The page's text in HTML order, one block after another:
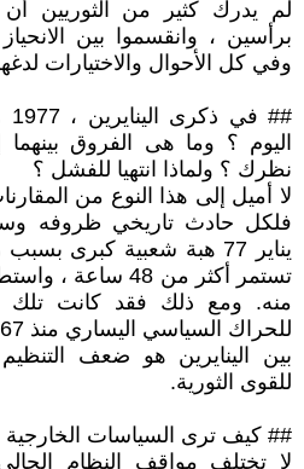
لم يدرك كثير من الثوريين أن
برأسين ، وانقسموا بين
وفي كل الأحوال والاختيارات
اليوم ؟ وما هى الفروق
نظرك ؟ ولماذا انتهيا للفشل ؟
لا أميل إلى هذا النوع من
فلكل حادث تاريخي ظروفه
يناير 77 هبة شعبية كبرى
تستمر أكثر من 48
منه. ومع ذلك فقد كانت تلك
بين الينايرين هو ضعف
للقوى الثورية.
## كيف ترى السياسات الخارجية
لا تختلف مواقف النظام